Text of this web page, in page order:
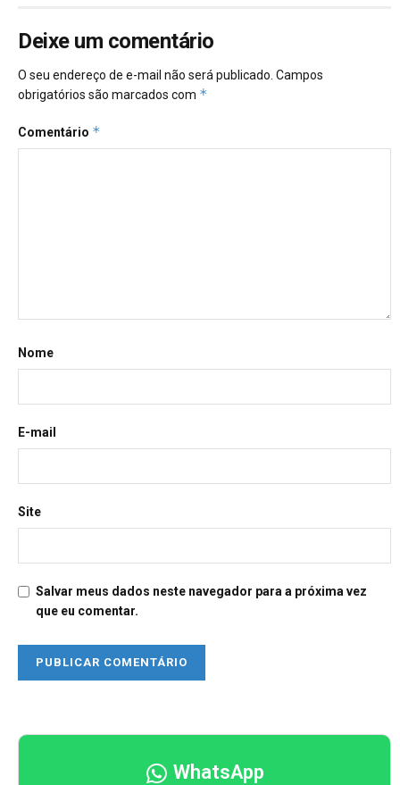
Deixe um comentário
O seu endereço de e-mail não será publicado. Campos
obrigatórios são marcados com *
Comentário *
Nome
E-mail
Site
Salvar meus dados neste navegador para a próxima vez
que eu comentar.
WhatsApp